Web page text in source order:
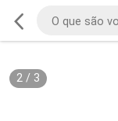
2/ 3